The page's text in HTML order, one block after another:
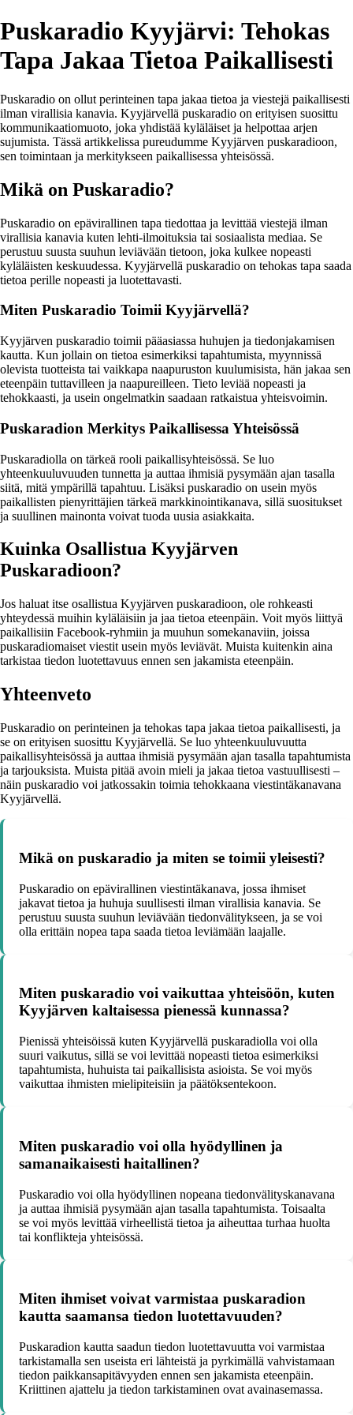
Puskaradio Kyyjärvi: Tehokas
Tapa Jakaa Tietoa Paikallisesti
Puskaradio on ollut perinteinen tapa jakaa tietoa ja viestejä paikallisesti
ilman virallisia kanavia. Kyyjärvellä puskaradio on erityisen suosittu
kommunikaatiomuoto, joka yhdistää kyläläiset ja helpottaa arjen
sujumista. Tässä artikkelissa pureudumme Kyyjärven puskaradioon,
sen toimintaan ja merkitykseen paikallisessa yhteisössä.
Mikä on Puskaradio?
Puskaradio on epävirallinen tapa tiedottaa ja levittää viestejä ilman
virallisia kanavia kuten lehti-ilmoituksia tai sosiaalista mediaa. Se
perustuu suusta suuhun leviävään tietoon, joka kulkee nopeasti
kyläläisten keskuudessa. Kyyjärvellä puskaradio on tehokas tapa saada
tietoa perille nopeasti ja luotettavasti.
Miten Puskaradio Toimii Kyyjärvellä?
Kyyjärven puskaradio toimii pääasiassa huhujen ja tiedonjakamisen
kautta. Kun jollain on tietoa esimerkiksi tapahtumista, myynnissä
olevista tuotteista tai vaikkapa naapuruston kuulumisista, hän jakaa sen
eteenpäin tuttavilleen ja naapureilleen. Tieto leviää nopeasti ja
tehokkaasti, ja usein ongelmatkin saadaan ratkaistua yhteisvoimin.
Puskaradion Merkitys Paikallisessa Yhteisössä
Puskaradiolla on tärkeä rooli paikallisyhteisössä. Se luo
yhteenkuuluvuuden tunnetta ja auttaa ihmisiä pysymään ajan tasalla
siitä, mitä ympärillä tapahtuu. Lisäksi puskaradio on usein myös
paikallisten pienyrittäjien tärkeä markkinointikanava, sillä suositukset
ja suullinen mainonta voivat tuoda uusia asiakkaita.
Kuinka Osallistua Kyyjärven
Puskaradioon?
Jos haluat itse osallistua Kyyjärven puskaradioon, ole rohkeasti
yhteydessä muihin kyläläisiin ja jaa tietoa eteenpäin. Voit myös liittyä
paikallisiin Facebook-ryhmiin ja muuhun somekanaviin, joissa
puskaradiomaiset viestit usein myös leviävät. Muista kuitenkin aina
tarkistaa tiedon luotettavuus ennen sen jakamista eteenpäin.
Yhteenveto
Puskaradio on perinteinen ja tehokas tapa jakaa tietoa paikallisesti, ja
se on erityisen suosittu Kyyjärvellä. Se luo yhteenkuuluvuutta
paikallisyhteisössä ja auttaa ihmisiä pysymään ajan tasalla tapahtumista
ja tarjouksista. Muista pitää avoin mieli ja jakaa tietoa vastuullisesti –
näin puskaradio voi jatkossakin toimia tehokkaana viestintäkanavana
Kyyjärvellä.
Mikä on puskaradio ja miten se toimii yleisesti?
Puskaradio on epävirallinen viestintäkanava, jossa ihmiset
jakavat tietoa ja huhuja suullisesti ilman virallisia kanavia. Se
perustuu suusta suuhun leviävään tiedonvälitykseen, ja se voi
olla erittäin nopea tapa saada tietoa leviämään laajalle.
Miten puskaradio voi vaikuttaa yhteisöön, kuten
Kyyjärven kaltaisessa pienessä kunnassa?
Pienissä yhteisöissä kuten Kyyjärvellä puskaradiolla voi olla
suuri vaikutus, sillä se voi levittää nopeasti tietoa esimerkiksi
tapahtumista, huhuista tai paikallisista asioista. Se voi myös
vaikuttaa ihmisten mielipiteisiin ja päätöksentekoon.
Miten puskaradio voi olla hyödyllinen ja
samanaikaisesti haitallinen?
Puskaradio voi olla hyödyllinen nopeana tiedonvälityskanavana
ja auttaa ihmisiä pysymään ajan tasalla tapahtumista. Toisaalta
se voi myös levittää virheellistä tietoa ja aiheuttaa turhaa huolta
tai konflikteja yhteisössä.
Miten ihmiset voivat varmistaa puskaradion
kautta saamansa tiedon luotettavuuden?
Puskaradion kautta saadun tiedon luotettavuutta voi varmistaa
tarkistamalla sen useista eri lähteistä ja pyrkimällä vahvistamaan
tiedon paikkansapitävyyden ennen sen jakamista eteenpäin.
Kriittinen ajattelu ja tiedon tarkistaminen ovat avainasemassa.